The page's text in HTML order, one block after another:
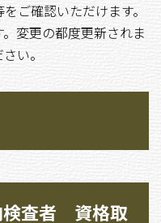
ご確認いただけます。
変更の都度更新されま
い。
査者 資格取